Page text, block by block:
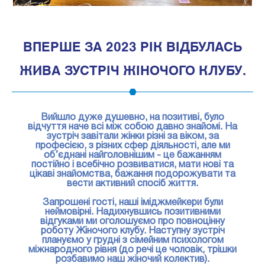
ВПЕРШЕ ЗА 2023 РІК ВІДБУЛАСЬ
ЖИВА ЗУСТРІЧ ЖІНОЧОГО КЛУБУ.
Вийшло дуже душевно, на позитиві, було
відчуття наче всі між собою давно знайомі. На
зустріч завітали жінки різні за віком, за
професією, з різних сфер діяльності, але ми
об’єднані найголовнішим - це бажанням
постійно і всебічно розвиватися, мати нові та
цікаві знайомства, бажання подорожувати та
вести активний спосіб життя.
Запрошені гості, наші іміджмейкери були
неймовірні. Надихнувшись позитивними
відгуками ми оголошуємо про повноцінну
роботу Жіночого клубу. Наступну зустріч
плануємо у грудні з сімейним психологом
міжнародного рівня (до речі це чоловік, трішки
розбавимо наш жіночий колектив).